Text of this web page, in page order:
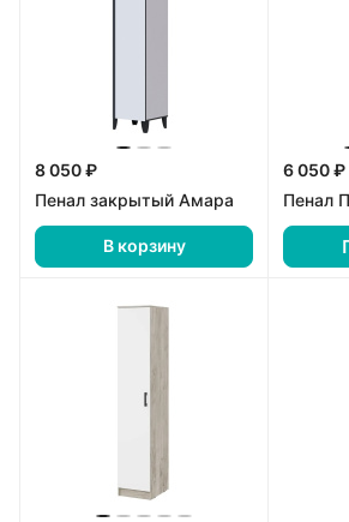
8 050 ₽
Пенал закрытый Амара
В корзину
6 050 ₽
Пенал